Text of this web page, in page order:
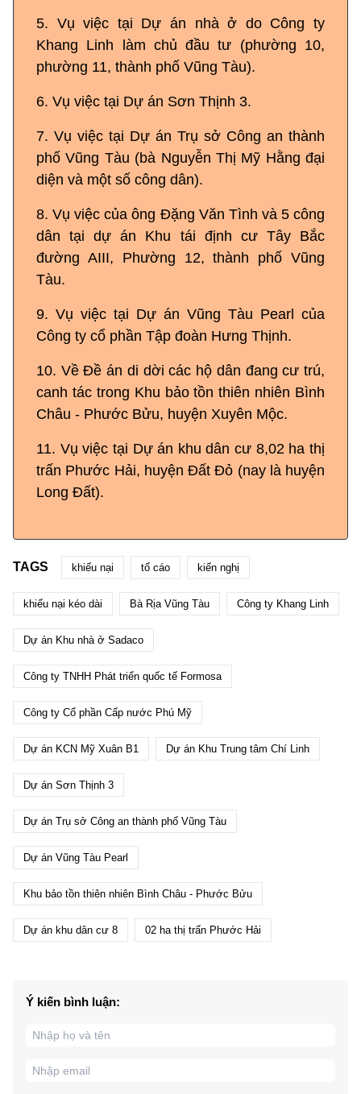
5. Vụ việc tại Dự án nhà ở do Công ty
Khang Linh làm chủ đầu tư (phường 10,
phường 11, thành phố Vũng Tàu).
6. Vụ việc tại Dự án Sơn Thịnh 3.
7. Vụ việc tại Dự án Trụ sở Công an thành
phố Vũng Tàu (bà Nguyễn Thị Mỹ Hằng đại
diện và một số công dân).
8. Vụ việc của ông Đặng Văn Tình và 5 công
dân tại dự án Khu tái định cư Tây Bắc
đường AIII, Phường 12, thành phố Vũng
Tàu.
9. Vụ việc tại Dự án Vũng Tàu Pearl của
Công ty cổ phần Tập đoàn Hưng Thịnh.
10. Về Đề án di dời các hộ dân đang cư trú,
canh tác trong Khu bảo tồn thiên nhiên Bình
Châu - Phước Bửu, huyện Xuyên Mộc.
11. Vụ việc tại Dự án khu dân cư 8,02 ha thị
trấn Phước Hải, huyện Đất Đỏ (nay là huyện
Long Đất).
TAGS khiếu nại tố cáo kiến nghị
khiếu nại kéo dài Bà Rịa Vũng Tàu Công ty Khang Linh
Dự án Khu nhà ở Sadaco
Công ty TNHH Phát triển quốc tế Formosa
Công ty Cổ phần Cấp nước Phú Mỹ
Dự án KCN Mỹ Xuân B1 Dự án Khu Trung tâm Chí Linh
Dự án Sơn Thịnh 3
Dự án Trụ sở Công an thành phố Vũng Tàu
Dự án Vũng Tàu Pearl
Khu bảo tồn thiên nhiên Bình Châu - Phước Bửu
Dự án khu dân cư 8 02 ha thị trấn Phước Hải
Ý kiến bình luận: